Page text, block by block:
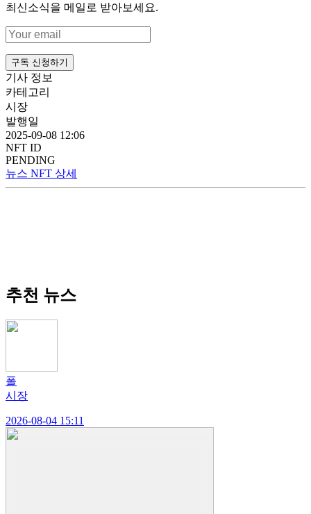
최신소식을 메일로 받아보세요.
구독 신청하기
기사 정보
카테고리
시장
발행일
2025-09-08 12:06
NFT ID
PENDING
뉴스 NFT 상세
추천 뉴스
폴
시장
2026-08-04 15:11